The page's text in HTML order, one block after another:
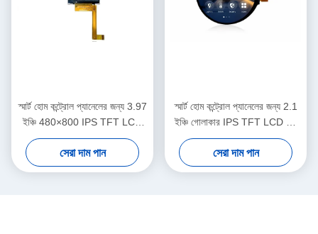
স্মার্ট হোম কন্ট্রোল প্যানেলের জন্য 3.97
ইঞ্চি 480×800 IPS TFT LCD
ডিসপ্লে
সেরা দাম পান
স্মার্ট হোম কন্ট্রোল প্যানেলের জন্য 2.1
ইঞ্চি গোলাকার IPS TFT LCD টাচ
ডিসপ্লে 480×480 MIPI RGB
ইন্টারফেস
সেরা দাম পান